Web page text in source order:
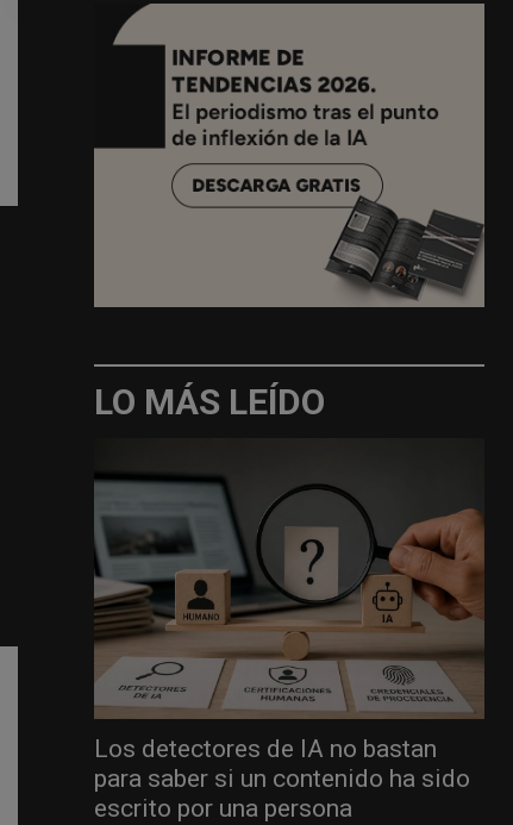
LO MÁS LEÍDO
Los detectores de IA no bastan
para saber si un contenido ha sido
escrito por una persona